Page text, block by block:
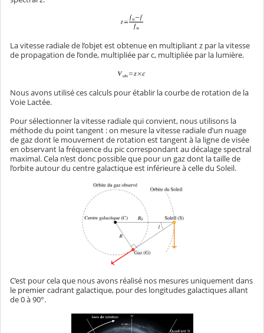
La vitesse radiale de l’objet est obtenue en multipliant z par la vitesse
de propagation de l’onde, multipliée par c, multipliée par la lumière.
Nous avons utilisé ces calculs pour établir la courbe de rotation de la
Voie Lactée.
Pour sélectionner la vitesse radiale qui convient, nous utilisons la
méthode du point tangent : on mesure la vitesse radiale d’un nuage
de gaz dont le mouvement de rotation est tangent à la ligne de visée
en observant la fréquence du pic correspondant au décalage spectral
maximal. Cela n’est donc possible que pour un gaz dont la taille de
l’orbite autour du centre galactique est inférieure à celle du Soleil.
C’est pour cela que nous avons réalisé nos mesures uniquement dans
le premier cadrant galactique, pour des longitudes galactiques allant
de 0 à 90°.